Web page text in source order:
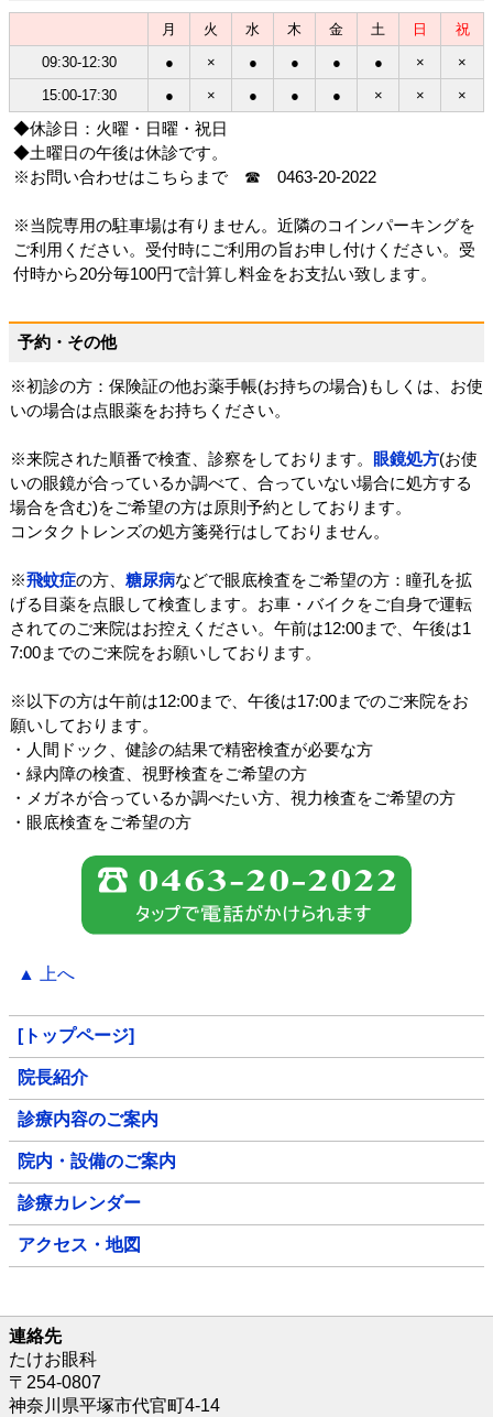
月 火 水 木 金 土 日
祝
09:30-12:30
● × ● ● ● ● ×
×
15:00-17:30
● × ● ● ● × × ×
◆休診日：火曜・日曜・祝日
◆土曜日の午後は休診です。
※お問い合わせはこちらまで ☎ 0463-20-2022
※当院専用の駐車場は有りません。近隣のコインパーキングを
ご利用ください。受付時にご利用の旨お申し付けください。受
付時から20分毎100円で計算し料金をお支払い致します。
予約・その他
※初診の方：保険証の他お薬手帳(お持ちの場合)もしくは、お使
いの場合は点眼薬をお持ちください。
※来院された順番で検査、診察をしております。 眼鏡処方(お使
いの眼鏡が合っているか調べて、合っていない場合に処方する
場合を含む)をご希望の方は原則予約としております。
コンタクトレンズの処方箋発行はしておりません。
※飛蚊症の方、 糖尿病などで眼底検査をご希望の方：瞳孔を拡
げる目薬を点眼して検査します。お車・バイクをご自身で運転
されてのご来院はお控えください。午前は12:00まで、午後は1
7:00までのご来院をお願いしております。
※以下の方は午前は12:00まで、午後は17:00までのご来院をお
願いしております。
・人間ドック、健診の結果で精密検査が必要な方
・緑内障の検査、視野検査をご希望の方
・メガネが合っているか調べたい方、視力検査をご希望の方
・眼底検査をご希望の方
▲ 上へ
[トップページ]
院長紹介
診療内容のご案内
院内・設備のご案内
診療カレンダー
アクセス・地図
連絡先
たけお眼科
〒254-0807
神奈川県平塚市代官町4-14